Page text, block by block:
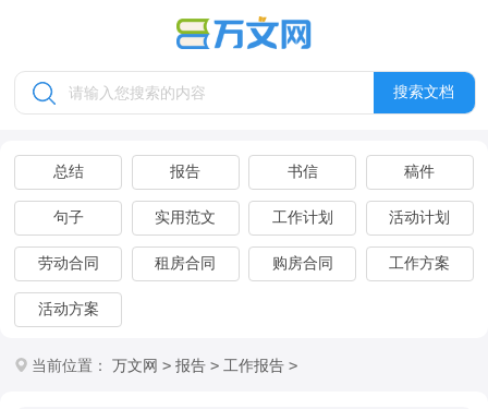
搜索文档
总结 报告 书信 稿件
句子 实用范文 工作计划 活动计划
劳动合同 租房合同 购房合同 工作方案
活动方案
当前位置： 万文网 > 报告 > 工作报告 >